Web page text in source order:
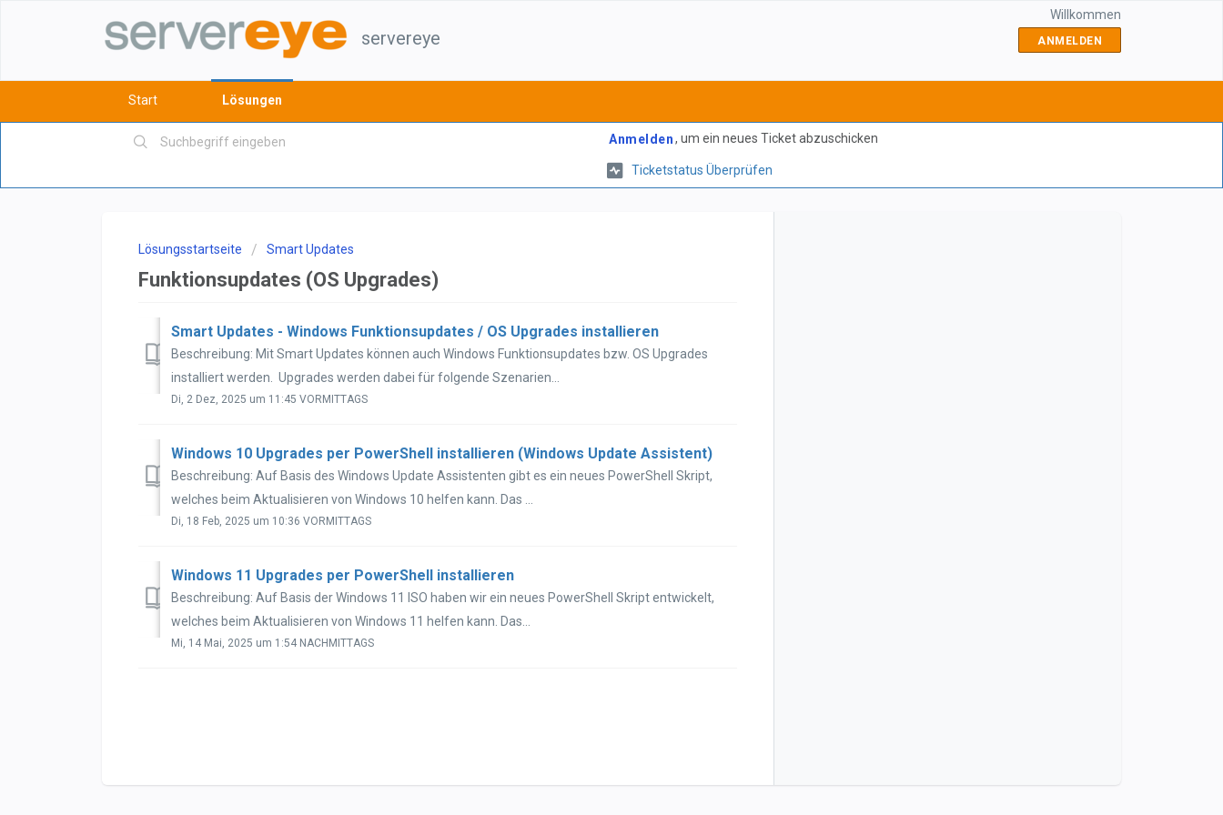
servereye
Willkommen
ANMELDEN
Start Lösungen
Anmelden, um ein neues Ticket abzuschicken
Ticketstatus Überprüfen
Lösungsstartseite Smart Updates
Funktionsupdates (OS Upgrades)
Smart Updates - Windows Funktionsupdates / OS Upgrades installieren
Beschreibung: Mit Smart Updates können auch Windows Funktionsupdates bzw. OS Upgrades
installiert werden. Upgrades werden dabei für folgende Szenarien...
Di, 2 Dez, 2025 um 11:45 VORMITTAGS
Windows 10 Upgrades per PowerShell installieren (Windows Update Assistent)
Beschreibung: Auf Basis des Windows Update Assistenten gibt es ein neues PowerShell Skript,
welches beim Aktualisieren von Windows 10 helfen kann. Das ...
Di, 18 Feb, 2025 um 10:36 VORMITTAGS
Windows 11 Upgrades per PowerShell installieren
Beschreibung: Auf Basis der Windows 11 ISO haben wir ein neues PowerShell Skript entwickelt,
welches beim Aktualisieren von Windows 11 helfen kann. Das...
Mi, 14 Mai, 2025 um 1:54 NACHMITTAGS